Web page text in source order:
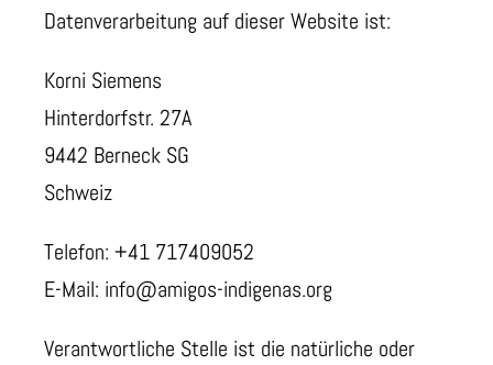
Datenverarbeitung auf dieser Website ist:
Korni Siemens
Hinterdorfstr. 27A
9442 Berneck SG
Schweiz
Telefon: +41 717409052
E-Mail: info@amigos-indigenas.org
Verantwortliche Stelle ist die natürliche oder